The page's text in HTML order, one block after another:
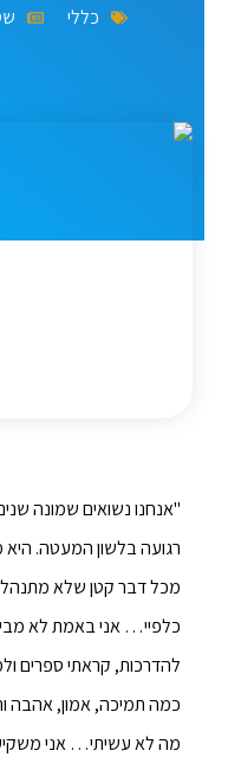
כללי
"אנחנו נשואים שמונה
רגועה בלשון המעטה.
מכל דבר קטן שלא מתנהל
כלפיי… אני באמת לא
להדרכות, קראתי ספרים
כמה תמיכה, אמון, אהבה
מה לא עשיתי… אני